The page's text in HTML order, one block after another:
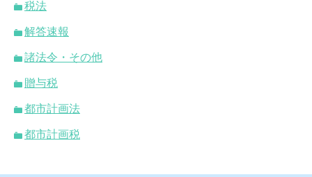
税法
解答速報
諸法令・その他
贈与税
都市計画法
都市計画税